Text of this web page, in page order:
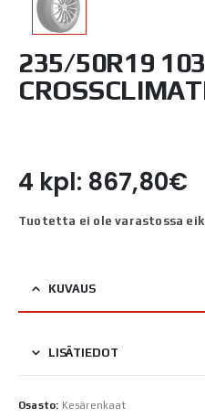
235/50R19
4 kpl: 867,80€
Tuotetta ei ole varastossa
KUVAUS
LISÄTIEDOT
Osasto: Kesärenkaat